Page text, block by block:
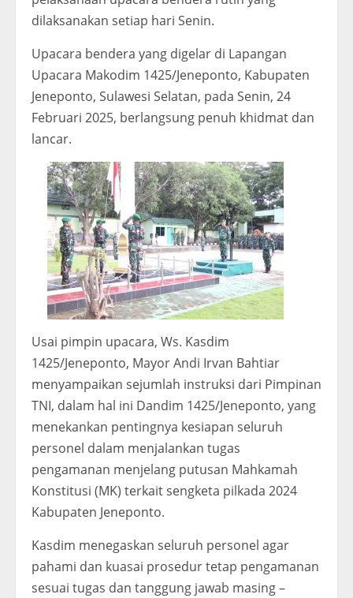
dilaksanakan setiap hari Senin.
Upacara bendera yang digelar di Lapangan
Upacara Makodim 1425/Jeneponto, Kabupaten
Jeneponto, Sulawesi Selatan, pada Senin, 24
Februari 2025, berlangsung penuh khidmat dan
lancar.
Usai pimpin upacara, Ws. Kasdim
1425/Jeneponto, Mayor Andi Irvan Bahtiar
menyampaikan sejumlah instruksi dari Pimpinan
TNI, dalam hal ini Dandim 1425/Jeneponto, yang
menekankan pentingnya kesiapan seluruh
personel dalam menjalankan tugas
pengamanan menjelang putusan Mahkamah
Konstitusi (MK) terkait sengketa pilkada 2024
Kabupaten Jeneponto.
Kasdim menegaskan seluruh personel agar
pahami dan kuasai prosedur tetap pengamanan
sesuai tugas dan tanggung jawab masing –